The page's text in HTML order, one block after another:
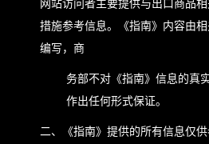
措施参考信息。《指南》内容由
编写，商
务部不对《指南》信息的真
作出任何形式保证。
二、《指南》提供的所有信息仅